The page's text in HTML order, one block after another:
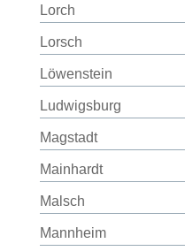
Lorch
Lorsch
Löwenstein
Ludwigsburg
Magstadt
Mainhardt
Malsch
Mannheim